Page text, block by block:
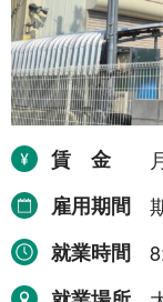
賃金
雇用期間
就業時間